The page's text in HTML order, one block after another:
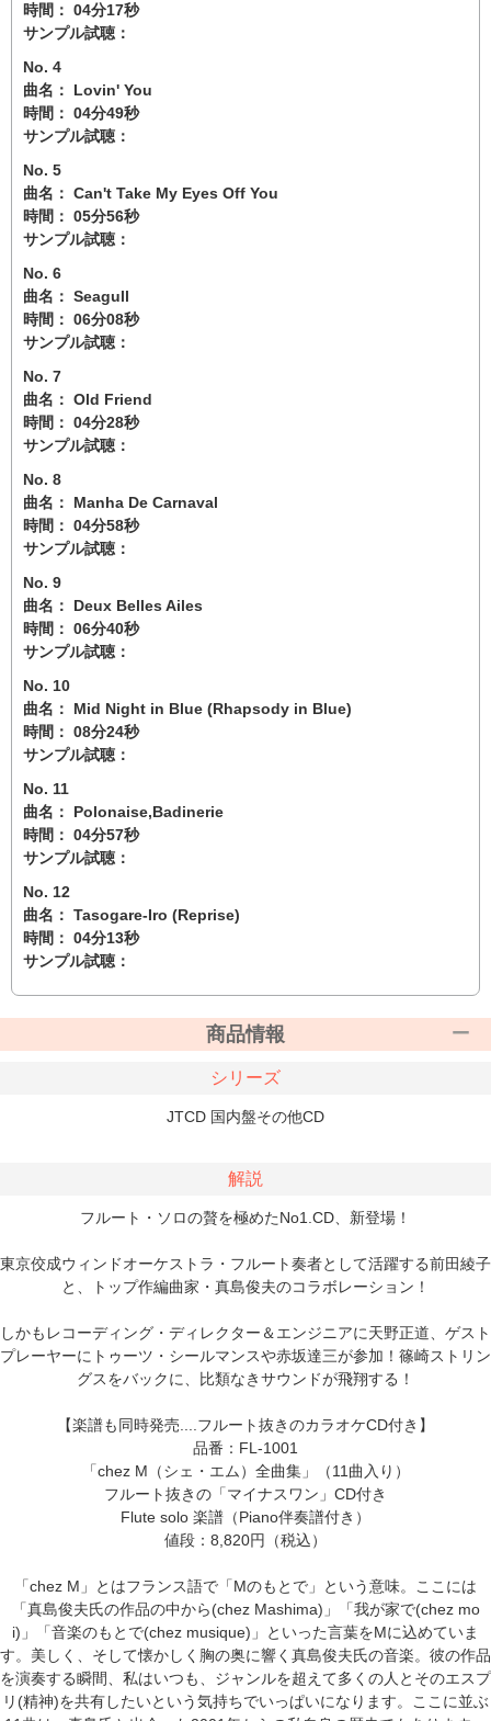
時間： 04分17秒
サンプル試聴：
No. 4
曲名： Lovin' You
時間： 04分49秒
サンプル試聴：
No. 5
曲名： Can't Take My Eyes Off You
時間： 05分56秒
サンプル試聴：
No. 6
曲名： Seagull
時間： 06分08秒
サンプル試聴：
No. 7
曲名： Old Friend
時間： 04分28秒
サンプル試聴：
No. 8
曲名： Manha De Carnaval
時間： 04分58秒
サンプル試聴：
No. 9
曲名： Deux Belles Ailes
時間： 06分40秒
サンプル試聴：
No. 10
曲名： Mid Night in Blue (Rhapsody in Blue)
時間： 08分24秒
サンプル試聴：
No. 11
曲名： Polonaise,Badinerie
時間： 04分57秒
サンプル試聴：
No. 12
曲名： Tasogare-Iro (Reprise)
時間： 04分13秒
サンプル試聴：
商品情報
シリーズ
JTCD 国内盤その他CD
解説
フルート・ソロの贅を極めたNo1.CD、新登場！
東京佼成ウィンドオーケストラ・フルート奏者として活躍する前田綾子
と、トップ作編曲家・真島俊夫のコラボレーション！
しかもレコーディング・ディレクター＆エンジニアに天野正道、ゲスト
プレーヤーにトゥーツ・シールマンスや赤坂達三が参加！篠崎ストリン
グスをバックに、比類なきサウンドが飛翔する！
【楽譜も同時発売....フルート抜きのカラオケCD付き】
品番：FL-1001
「chez M（シェ・エム）全曲集」（11曲入り）
フルート抜きの「マイナスワン」CD付き
Flute solo 楽譜（Piano伴奏譜付き）
値段：8,820円（税込）
「chez M」とはフランス語で「Mのもとで」という意味。ここには
「真島俊夫氏の作品の中から(chez Mashima)」「我が家で(chez mo
i)」「音楽のもとで(chez musique)」といった言葉をMに込めていま
す。美しく、そして懐かしく胸の奥に響く真島俊夫氏の音楽。彼の作品
を演奏する瞬間、私はいつも、ジャンルを超えて多くの人とそのエスプ
リ(精神)を共有したいという気持ちでいっぱいになります。ここに並ぶ